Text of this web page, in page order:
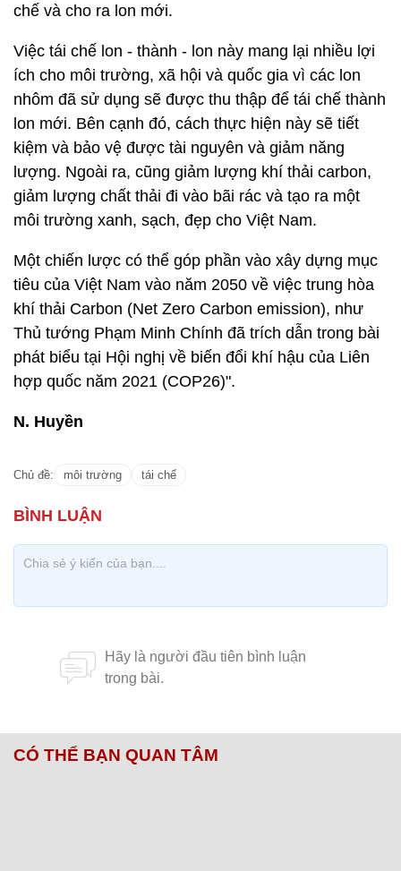
chế và cho ra lon mới.
Việc tái chế lon - thành - lon này mang lại nhiều lợi
ích cho môi trường, xã hội và quốc gia vì các lon
nhôm đã sử dụng sẽ được thu thập để tái chế thành
lon mới. Bên cạnh đó, cách thực hiện này sẽ tiết
kiệm và bảo vệ được tài nguyên và giảm năng
lượng. Ngoài ra, cũng giảm lượng khí thải carbon,
giảm lượng chất thải đi vào bãi rác và tạo ra một
môi trường xanh, sạch, đẹp cho Việt Nam.
Một chiến lược có thể góp phần vào xây dựng mục
tiêu của Việt Nam vào năm 2050 về việc trung hòa
khí thải Carbon (Net Zero Carbon emission), như
Thủ tướng Phạm Minh Chính đã trích dẫn trong bài
phát biểu tại Hội nghị về biến đổi khí hậu của Liên
hợp quốc năm 2021 (COP26)".
N. Huyền
Chủ đề: môi trường tái chế
CÓ THỂ BẠN QUAN TÂM